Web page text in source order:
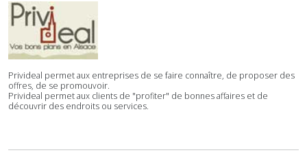
Privideal permet aux entreprises de se faire connaître, de proposer des
offres, de se promouvoir.
Privideal permet aux clients de "profiter" de bonnes affaires et de
découvrir des endroits ou services.